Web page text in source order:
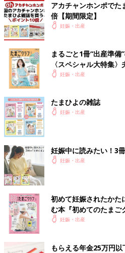
アカチャンホンポで
倍【期間限定】
妊娠・出産
まるごと1冊“出産準備
〈スペシャル大特集
妊娠・出産
たまひよの雑誌
妊娠・出産
妊娠中に読みたい！3
妊娠・出産
初めて妊娠されたかた
む本『初めてのたまご
妊娠・出産
もらえる年金25万円